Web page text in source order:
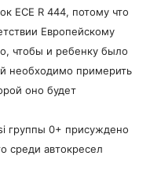
ECE R 444, потому что
Европейскому
чтобы и ребенку было
необходимо примерить
оно будет
группы 0+ присуждено
среди автокресел